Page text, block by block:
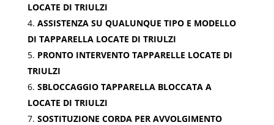
LOCATE DI TRIULZI
ASSISTENZA SU QUALUNQUE TIPO E MODELLO
DI TAPPARELLA LOCATE DI TRIULZI
PRONTO INTERVENTO TAPPARELLE LOCATE DI
TRIULZI
SBLOCCAGGIO TAPPARELLA BLOCCATA A
LOCATE DI TRIULZI
SOSTITUZIONE CORDA PER AVVOLGIMENTO